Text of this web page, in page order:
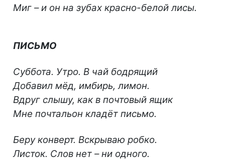
Миг – и он на зубах красно-белой лисы.
ПИСЬМО
Суббота. Утро. В чай бодрящий
Добавил мёд, имбирь, лимон.
Вдруг слышу, как в почтовый ящик
Мне почтальон кладёт письмо.
Беру конверт. Вскрываю робко.
Листок. Слов нет – ни одного.